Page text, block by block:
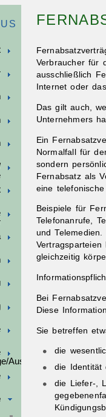
Ausschreibungen
Verbraucher für
ausschließlich
Internet oder
Das gilt auch,
Unternehmers
Ein
Normalfall für
sondern
Fernabsatz als
eine
Beispiele für
Telefonanrufe,
und
gleichzeitig
Bei
Diese
Sie betreffen
die
die Identität
die Liefer-,